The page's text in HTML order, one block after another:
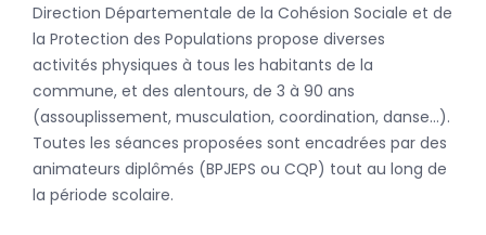
Direction Départementale de la Cohésion Sociale et de
la Protection des Populations propose diverses
activités physiques à tous les habitants de la
commune, et des alentours, de 3 à 90 ans
(assouplissement, musculation, coordination, danse…).
Toutes les séances proposées sont encadrées par des
animateurs diplômés (BPJEPS ou CQP) tout au long de
la période scolaire.